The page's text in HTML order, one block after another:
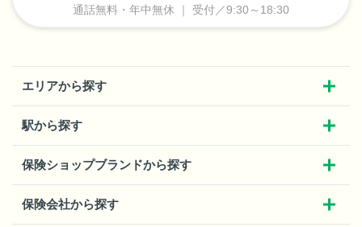
通話無料・年中無休 ｜ 受付／9:30～18:30
エリアから探す
駅から探す
保険ショップブランドから探す
保険会社から探す